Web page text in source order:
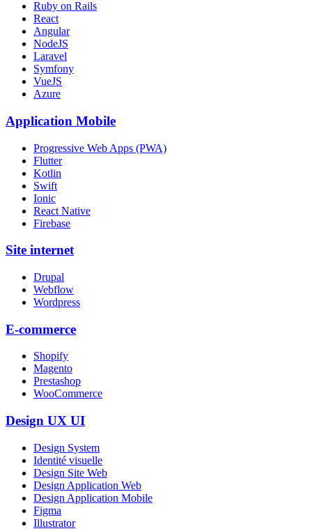
Ruby on Rails
React
Angular
NodeJS
Laravel
Symfony
VueJS
Azure
Application Mobile
Progressive Web Apps (PWA)
Flutter
Kotlin
Swift
Ionic
React Native
Firebase
Site internet
Drupal
Webflow
Wordpress
E-commerce
Shopify
Magento
Prestashop
WooCommerce
Design UX UI
Design System
Identité visuelle
Design Site Web
Design Application Web
Design Application Mobile
Figma
Illustrator